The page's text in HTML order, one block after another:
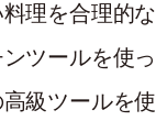
理を合理的な
ツールを使っ
級ツールを使